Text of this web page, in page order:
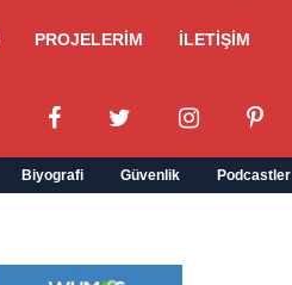
PROJELERİM İLETİŞİM
Biyografi Güvenlik Podcastler